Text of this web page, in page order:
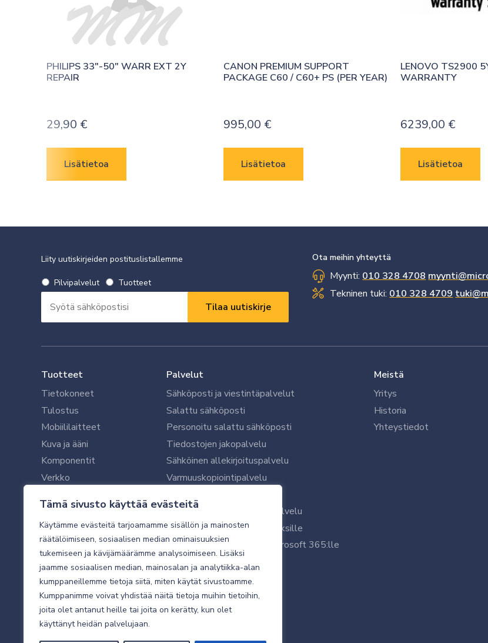
Tämä sivusto käyttää evästeitä
Käytämme evästeitä tarjoamamme sisällön ja mainosten
räätälöimiseen, sosiaalisen median ominaisuuksien
tukemiseen ja kävijämäärämme analysoimiseen. Lisäksi
jaamme sosiaalisen median, mainosalan ja analytiikka-alan
kumppaneillemme tietoja siitä, miten käytät sivustoamme.
Kumppanimme voivat yhdistää näitä tietoja muihin tietoihin,
joita olet antanut heille tai joita on kerätty, kun olet
käyttänyt heidän palvelujaan.
PHILIPS 33″-50″ WARR EXT 2Y
REPAIR
29,90 €
Lisätietoa
CANON PREMIUM SUPPORT
PACKAGE C60 / C60+ PS (PER YEAR)
995,00 €
Lisätietoa
LENOVO TS2900
WARRANTY
6239,00 €
Lisätietoa
Liity uutiskirjeiden postituslistallemme
Valitse
uutiskirje
*
Vaaditaan
Pilvipalvelut Tuotteet
*
Vaaditaan
Ota meihin yhteyttä
Myynti: 010 328 4708
Tekninen tuki: 010 328 4709
Tuotteet
Tietokoneet
Tulostus
Mobiililaitteet
Kuva ja ääni
Komponentit
Verkko
Oheislaitteet
Palvelut
Sähköposti ja viestintäpalvelut
Salattu sähköposti
Personoitu salattu sähköposti
Tiedostojen jakopalvelu
Sähköinen allekirjoituspalvelu
Varmuuskopiointipalvelu
Microsoft 365 -varmistuspalvelu
WithSecure tietoturva yrityksille
WithSecuren tietoturva Microsoft 365:lle
Käyttäjätukipalvelu
Tietoturvakartoitus
Sähköpostikartoitus
Valvottu tietoturva 24/7
Meistä
Yritys
Historia
Yhteystiedot